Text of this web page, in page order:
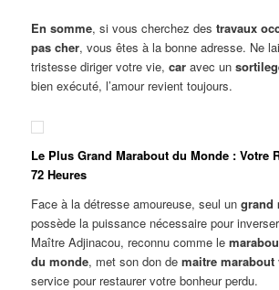
En somme, si vous cherchez destravaux
pas cher, vous êtes à la bonne adresse. Ne
tristesse diriger votre vie,car avec un
bien exécuté, l’amour revient toujours.
Le Plus Grand Marabout du Monde : Votre
72 Heures
Face à la détresse amoureuse, seul ungrand
possède la puissance nécessaire pour
Maître Adjinacou, reconnu comme le
du monde, met son don demaitre marabout
service pour restaurer votre bonheur perdu.